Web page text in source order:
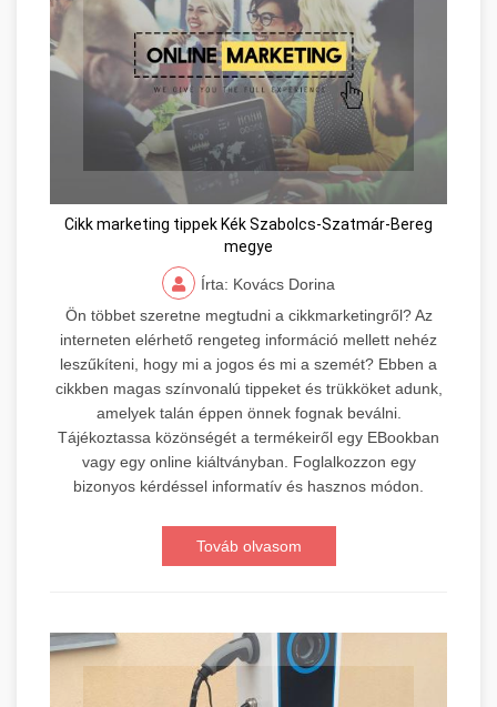
Cikk marketing tippek Kék Szabolcs-Szatmár-Bereg
megye
Írta: Kovács Dorina
Ön többet szeretne megtudni a cikkmarketingről? Az
interneten elérhető rengeteg információ mellett nehéz
leszűkíteni, hogy mi a jogos és mi a szemét? Ebben a
cikkben magas színvonalú tippeket és trükköket adunk,
amelyek talán éppen önnek fognak beválni.
Tájékoztassa közönségét a termékeiről egy EBookban
vagy egy online kiáltványban. Foglalkozzon egy
bizonyos kérdéssel informatív és hasznos módon.
Továb olvasom